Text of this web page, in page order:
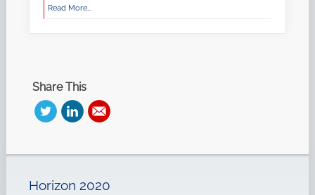
Read More...
Share This
Horizon 2020